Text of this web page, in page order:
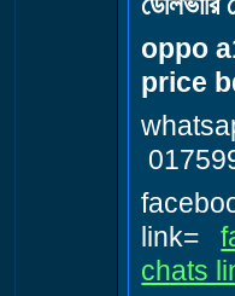
oppo
price
link=
chats